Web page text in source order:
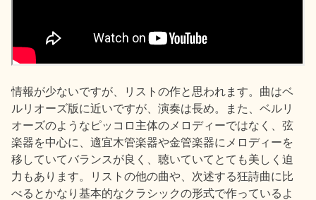
情報が少ないですが、リストの作と思われます。曲はベ
ルリオーズ版に近いですが、演奏は長め。また、ベルリ
オーズのようなピッコロ主体のメロディーではなく、弦
楽器を中心に、適宜木管楽器や金管楽器にメロディーを
移していてバランスが良く、聴いていてとても美しく迫
力もあります。リストの他の曲や、次述する狂詩曲に比
べるとかなり基本的なクラシックの形式で作っているよ